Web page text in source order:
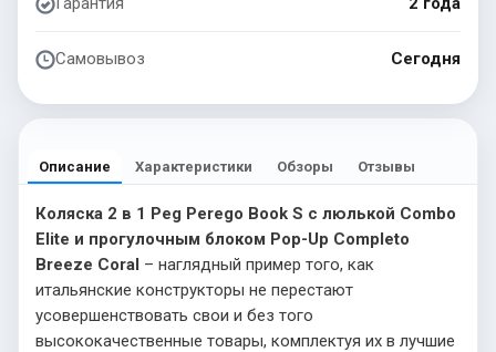
Самовывоз Сегодня
Описание Характеристики Обзоры Отзывы
Коляска 2 в 1 Peg Perego Book S с люлькой Combo
Elite и прогулочным блоком Pop-Up Completo
Breeze Coral – наглядный пример того, как
итальянские конструкторы не перестают
усовершенствовать свои и без того
высококачественные товары, комплектуя их в лучшие